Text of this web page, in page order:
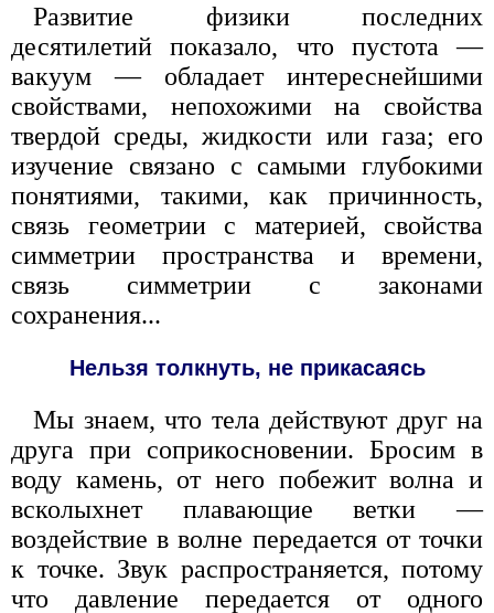
Развитие физики последних
десятилетий показало, что пустота —
вакуум — обладает интереснейшими
свойствами, непохожими на свойства
твердой среды, жидкости или газа; его
изучение связано с самыми глубокими
понятиями, такими, как причинность,
связь геометрии с материей, свойства
симметрии пространства и времени,
связь симметрии с законами
сохранения...
Нельзя толкнуть, не прикасаясь
Мы знаем, что тела действуют друг на
друга при соприкосновении. Бросим в
воду камень, от него побежит волна и
всколыхнет плавающие ветки —
воздействие в волне передается от точки
к точке. Звук распространяется, потому
что давление передается от одного